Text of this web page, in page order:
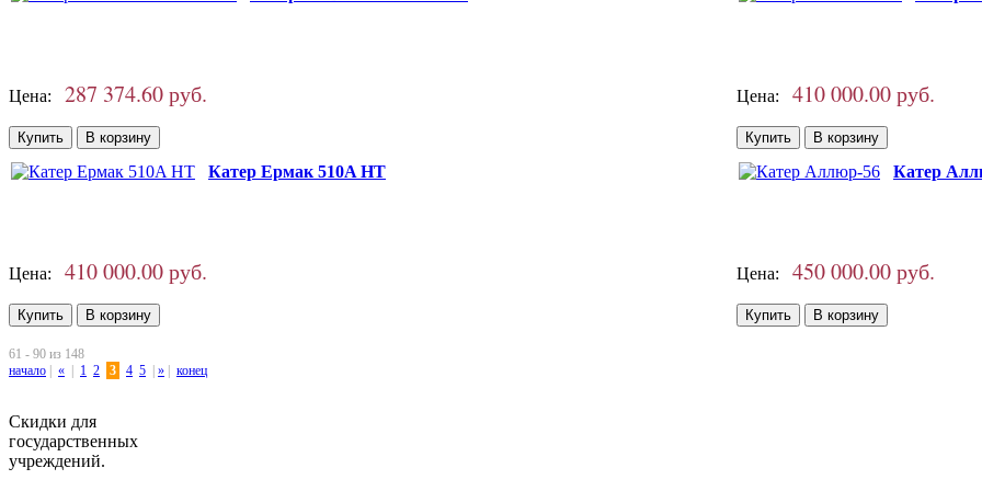
Цена: 287 374.60 руб. Цена: 410 000.00 руб.
Катер Ермак 510A HT
Цена: 410 000.00 руб.
Катер
Цена: 450 000.00 руб.
61 - 90 из 148
начало | « | 1 2 3 4 5 | » | конец
Скидки для
государственных
учреждений.